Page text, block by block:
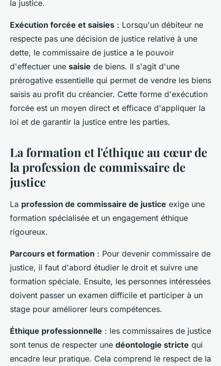
la justice.
Exécution forcée et saisies : Lorsqu'un débiteur ne
respecte pas une décision de justice relative à une
dette, le commissaire de justice a le pouvoir
d'effectuer une saisie de biens. Il s'agit d'une
prérogative essentielle qui permet de vendre les biens
saisis au profit du créancier. Cette forme d'exécution
forcée est un moyen direct et efficace d'appliquer la
loi et de garantir la justice entre les parties.
La formation et l'éthique au cœur de
la profession de commissaire de
justice
La profession de commissaire de justice exige une
formation spécialisée et un engagement éthique
rigoureux.
Parcours et formation : Pour devenir commissaire de
justice, il faut d'abord étudier le droit et suivre une
formation spéciale. Ensuite, les personnes intéressées
doivent passer un examen difficile et participer à un
stage pour améliorer leurs compétences.
Éthique professionnelle : les commissaires de justice
sont tenus de respecter une déontologie stricte qui
encadre leur pratique. Cela comprend le respect de la